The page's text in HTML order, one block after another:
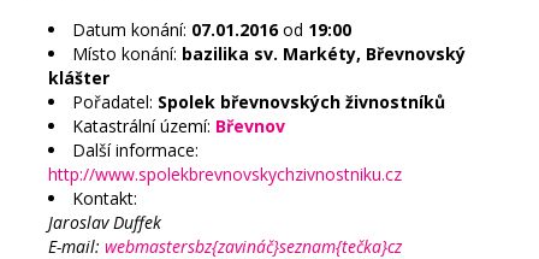
Datum konání: 07.01.2016od 19:00
Místo konání: bazilika sv. Markéty, Břevnovský
klášter
Pořadatel: Spolek břevnovských živnostníků
Katastrální území: Břevnov
Další informace:
http://www.spolekbrevnovskychzivnostniku.cz
Kontakt:
Jaroslav Duffek
E-mail: webmastersbz{zavináč}seznam{tečka}cz